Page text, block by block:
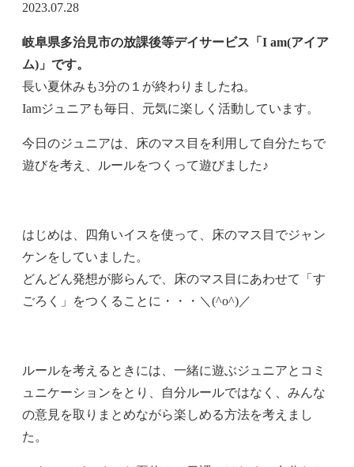
2023.07.28
岐阜県多治見市の放課後等デイサービス「I am(アイア
ム)」です。
長い夏休みも3分の１が終わりましたね。
Iamジュニアも毎日、元気に楽しく活動しています。
今日のジュニアは、床のマス目を利用して自分たちで
遊びを考え、ルールをつくって遊びました♪
はじめは、四角いイスを使って、床のマス目でジャン
ケンをしていました。
どんどん発想が膨らんで、床のマス目にあわせて「す
ごろく」をつくることに・・・＼(^o^)／
ルールを考えるときには、一緒に遊ぶジュニアとコミ
ュニケーションをとり、自分ルールではなく、みんな
の意見を取りまとめながら楽しめる方法を考えまし
た。